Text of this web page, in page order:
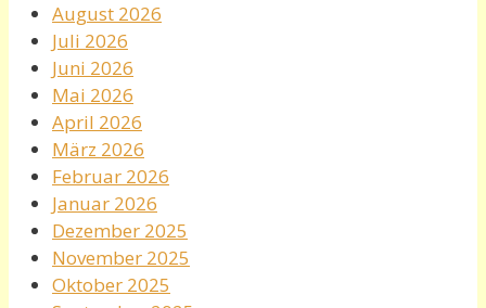
August 2026
Juli 2026
Juni 2026
Mai 2026
April 2026
März 2026
Februar 2026
Januar 2026
Dezember 2025
November 2025
Oktober 2025